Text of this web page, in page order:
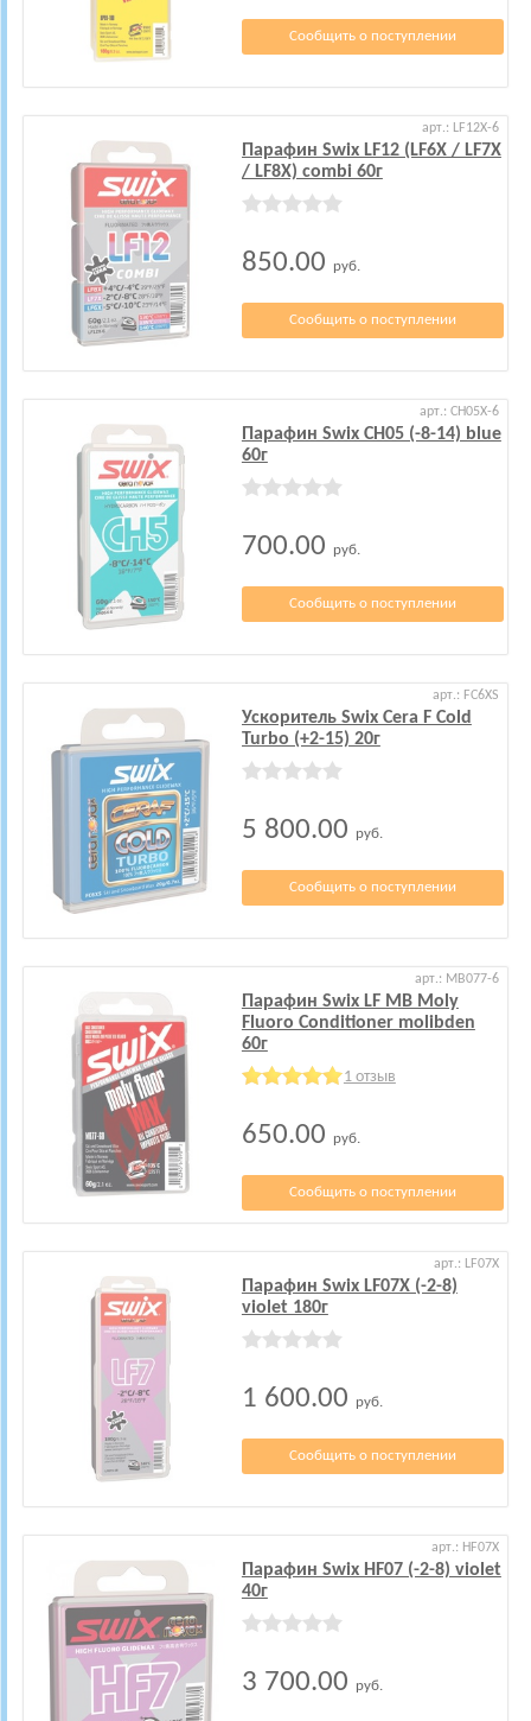
Сообщить о поступлении
арт.: LF12X-6
Парафин Swix LF12 (LF6X / LF7X
/ LF8X) combi 60г
850.00 руб.
Сообщить о поступлении
арт.: CH05X-6
Парафин Swix CH05 (-8-14) blue
60г
700.00 руб.
Сообщить о поступлении
арт.: FC6XS
Ускоритель Swix Cera F Cold
Turbo (+2-15) 20г
5 800.00 руб.
Сообщить о поступлении
арт.: MB077-6
Парафин Swix LF MB Moly
Fluoro Conditioner molibden
60г
1 отзыв
650.00 руб.
Сообщить о поступлении
арт.: LF07X
Парафин Swix LF07X (-2-8)
violet 180г
1 600.00 руб.
Сообщить о поступлении
арт.: HF07X
Парафин Swix HF07 (-2-8) violet
40г
3 700.00 руб.